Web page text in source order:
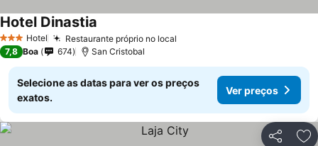
3 EstrelasHotel Restaurante próprio no local
Hotel Dinastia
7,8 Boa 674 San Cristobal
Selecione as datas para ver os preços
exatos.
Ver preços
Partilhar